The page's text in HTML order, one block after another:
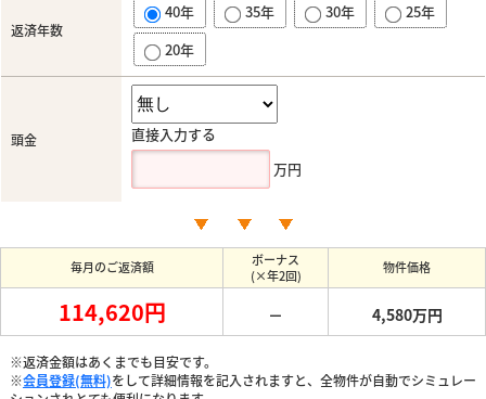
返済年数
40年 35年 30年
25年
20年
頭金
直接入力する
万円
毎月のご返済額
ボーナス
(×年2回)
物件価格
114,620円 － 4,580万円
※返済金額はあくまでも目安です。
※会員登録(無料)をして詳細情報を記入されますと、全物件が自動でシミュレー